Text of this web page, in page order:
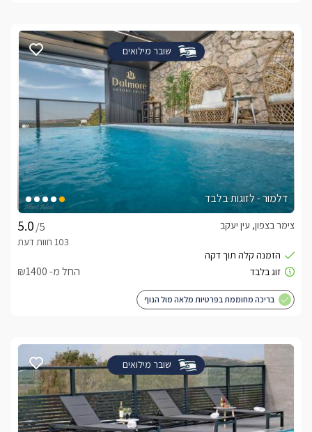
שובר מילואים
דלמור - לזוגות בלבד
/5
צימר בצפון, עין יעקב
החל מ- ₪1400
בריכה מחוממת בפרטיות מלאה מול הנוף
שובר מילואים